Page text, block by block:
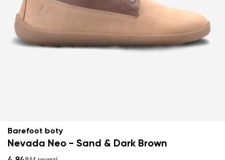
Barefoot boty
Nevada Neo - Sand & Dark Brown